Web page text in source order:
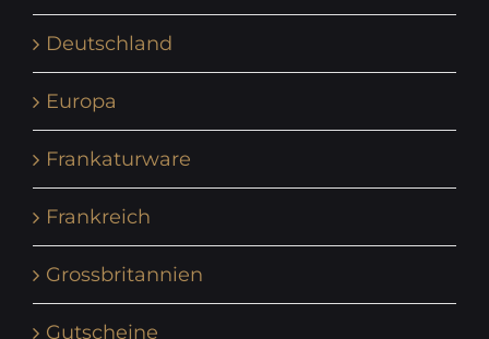
Deutschland
Europa
Frankaturware
Frankreich
Grossbritannien
Gutscheine